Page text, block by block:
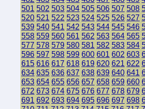
501 502 503 504 505 506 507 508
520 521 522 523 524 525 526 527
539 540 541 542 543 544 545 546
558 559 560 561 562 563 564 565
577 578 579 580 581 582 583 584
596 597 598 599 600 601 602 603
615 616 617 618 619 620 621 622
634 635 636 637 638 639 640 641
653 654 655 656 657 658 659 660
672 673 674 675 676 677 678 679
691 692 693 694 695 696 697 698